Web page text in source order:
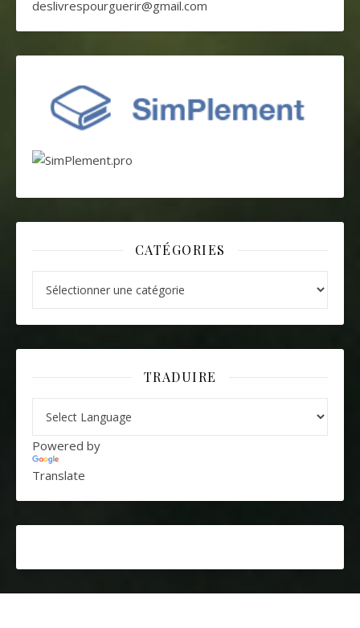
deslivrespourguerir@gmail.com
CATÉGORIES
TRADUIRE
Powered by
Translate